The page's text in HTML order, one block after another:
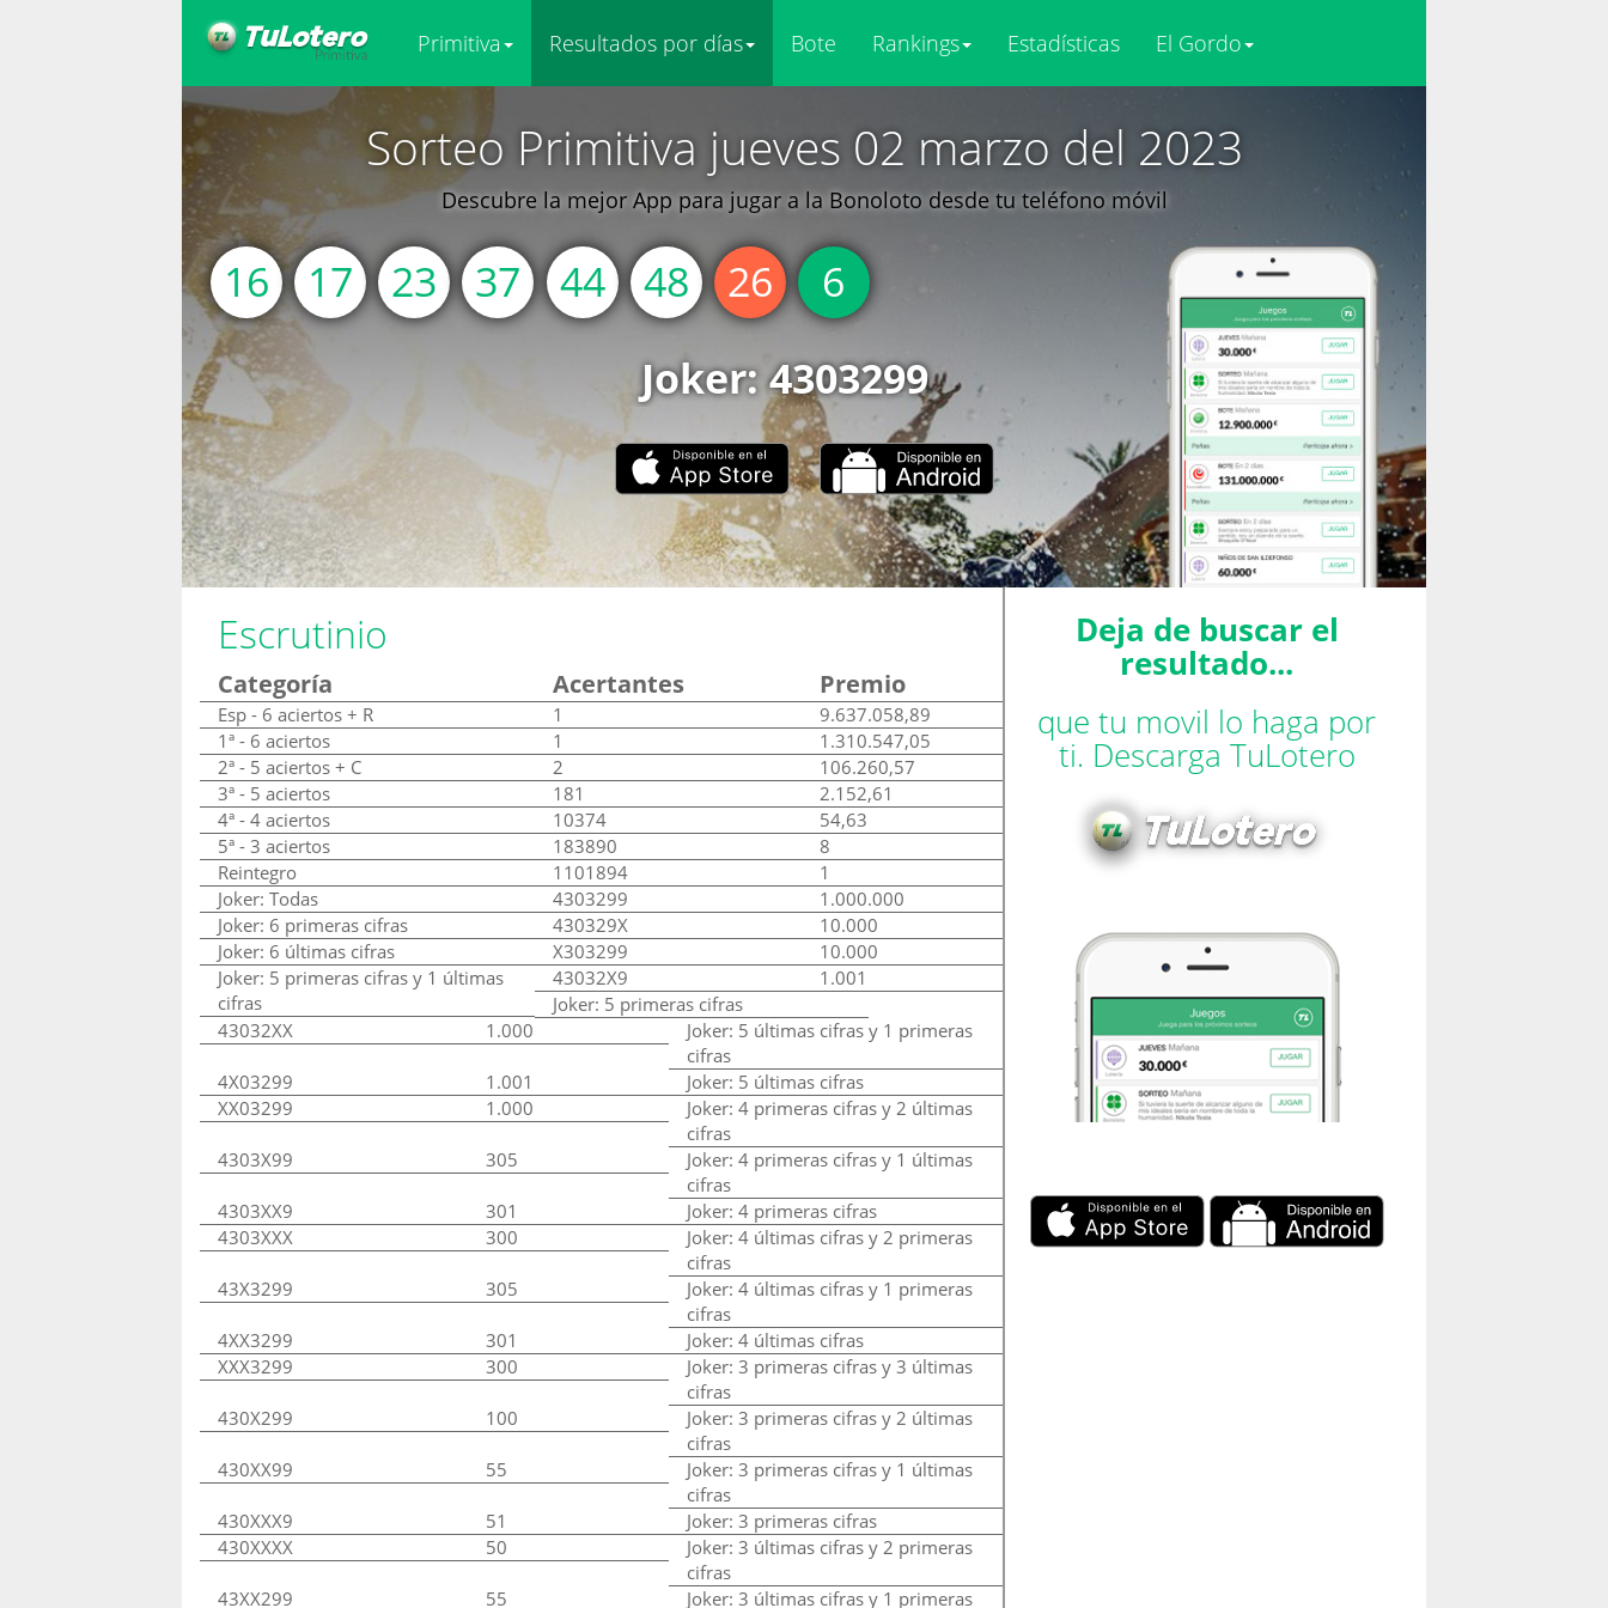
Primitiva Resultados por días Bote Rankings Estadísticas El Gordo
Sorteo Primitiva jueves 02 marzo del 2023
Descubre la mejor App para jugar a la Bonoloto desde tu teléfono móvil
16 17 23 37 44 48 26
6
Joker: 4303299
Escrutinio
Categoría Acertantes Premio
Esp - 6 aciertos + R 1
9.637.058,89
1ª - 6 aciertos
1
1.310.547,05
2ª - 5 aciertos + C
2
106.260,57
3ª - 5 aciertos
181
2.152,61
4ª - 4 aciertos
10374
54,63
5ª - 3 aciertos
183890
8
Reintegro
1101894
1
Joker: Todas
4303299
1.000.000
Joker: 6 primeras cifras
430329X
10.000
Joker: 6 últimas cifras
X303299
10.000
Joker: 5 primeras cifras y 1 últimas
cifras
43032X9
1.001
Joker: 5 primeras cifras
43032XX
1.000
Joker: 5 últimas cifras y 1 primeras
cifras
4X03299
1.001
Joker: 5 últimas cifras
XX03299
1.000
Joker: 4 primeras cifras y 2 últimas
cifras
4303X99
305
Joker: 4 primeras cifras y 1 últimas
cifras
4303XX9
301
Joker: 4 primeras cifras
4303XXX
300
Joker: 4 últimas cifras y 2 primeras
cifras
43X3299
305
Joker: 4 últimas cifras y 1 primeras
cifras
4XX3299
301
Joker: 4 últimas cifras
XXX3299
300
Joker: 3 primeras cifras y 3 últimas
cifras
430X299
100
Joker: 3 primeras cifras y 2 últimas
cifras
430XX99
55
Joker: 3 primeras cifras y 1 últimas
cifras
430XXX9
51
Joker: 3 primeras cifras
430XXXX
50
Joker: 3 últimas cifras y 2 primeras
cifras
43XX299
55 Joker: 3 últimas cifras y 1 primeras
Deja de buscar el
resultado...
que tu movil lo haga por
ti. Descarga TuLotero